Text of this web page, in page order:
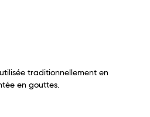
traditionnellement en
en gouttes.